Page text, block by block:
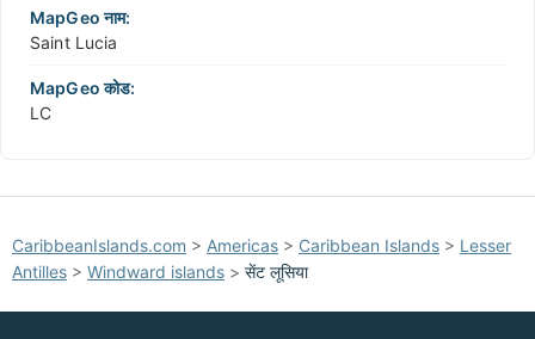
MapGeo नाम:
Saint Lucia
MapGeo कोड:
LC
CaribbeanIslands.com > Americas > Caribbean Islands > Lesser
Antilles > Windward islands > सेंट लूसिया